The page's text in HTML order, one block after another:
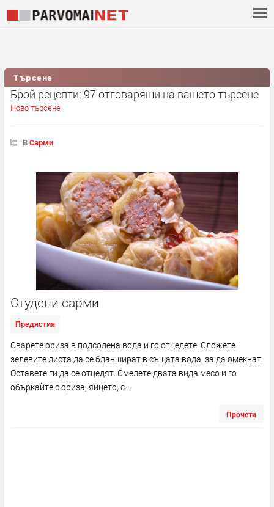
Търсене
Брой рецепти: 97 отговарящи на вашето търсене
Ново търсене
ВСарми
Студени сарми
Предястия
Сварете ориза в подсолена вода и го отцедете. Сложете
зелевите листа да се бланшират в същата вода, за да омекнат.
Оставете ги да се отцедят. Смелете двата вида месо и го
объркайте с ориза, яйцето, с...
Прочети